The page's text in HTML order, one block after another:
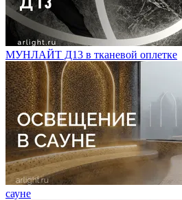
МУНЛАЙТ Д13 в тканевой оплетке
сауне